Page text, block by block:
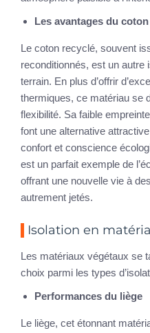
Les avantages du
Le coton recyclé, souvent
reconditionnés, est un autre
terrain. En plus d’offrir
thermiques, ce matériau se
flexibilité. Sa faible
font une alternative
confort et conscience
est un parfait exemple de
offrant une nouvelle vie à
autrement jetés.
Isolation en
Les matériaux végétaux se
choix parmi les types
Performances du liège
Le liège, cet étonnant